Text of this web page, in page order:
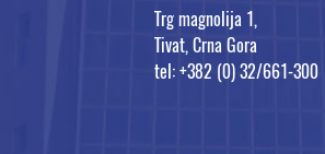
Trg magnolija 1,
Tivat, Crna Gora
tel: +382 (0) 32/661-300